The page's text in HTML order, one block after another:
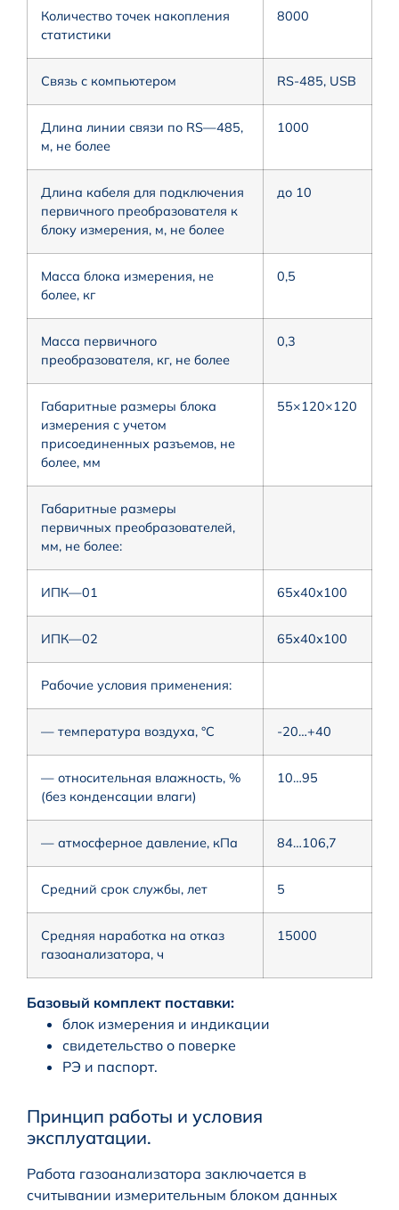
Количество точек накопления
статистики
8000
Связь с компьютером RS-485, USB
Длина линии связи по RS—485,
м, не более
1000
Длина кабеля для подключения
первичного преобразователя к
блоку измерения, м, не более
до 10
Масса блока измерения, не
более, кг
0,5
Масса первичного
преобразователя, кг, не более
0,3
Габаритные размеры блока
измерения с учетом
присоединенных разъемов, не
более, мм
55×120×120
Габаритные размеры
первичных преобразователей,
мм, не более:
ИПК—01 65х40х100
ИПК—02 65х40х100
Рабочие условия применения:
— температура воздуха, °С -20…+40
— относительная влажность, %
(без конденсации влаги)
10…95
— атмосферное давление, кПа 84…106,7
Средний срок службы, лет 5
Средняя наработка на отказ
газоанализатора, ч
15000
Базовый комплект поставки:
блок измерения и индикации
свидетельство о поверке
РЭ и паспорт.
Принцип работы и условия
эксплуатации.
Работа газоанализатора заключается в
считывании измерительным блоком данных